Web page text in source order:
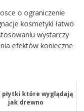
o ograniczenie
kosmetyki łatwo
wystarczy
efektów konieczne
płytki które wyglądają
jak drewno